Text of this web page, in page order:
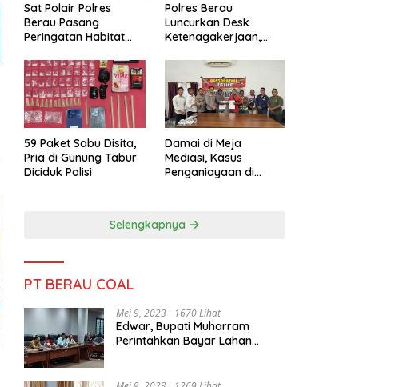
Sat Polair Polres
Berau Pasang
Peringatan Habitat
Polres Berau
Luncurkan Desk
Ketenagakerjaan,
Didorong Tuntas
Lewat Mediasi
59 Paket Sabu Disita,
Pria di Gunung Tabur
Diciduk Polisi
Damai di Meja
Mediasi, Kasus
Penganiayaan di
Selengkapnya
PT BERAU COAL
Mei 9, 2023 1670 Lihat
Edwar, Bupati Muharram
Perintahkan Bayar Lahan